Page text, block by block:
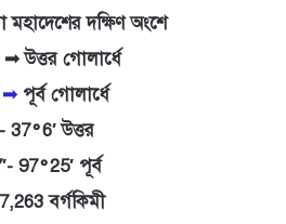
মহাদেশের দক্ষিণ অংশে
➟ উত্তর গোলার্ধে
➟ পূর্ব গোলার্ধে
37°6′ উত্তর
97°25′ পূর্ব
বর্গকিমী